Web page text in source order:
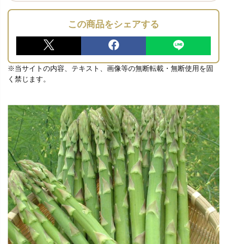
この商品をシェアする
※当サイトの内容、テキスト、画像等の無断転載・無断使用を固
く禁じます。